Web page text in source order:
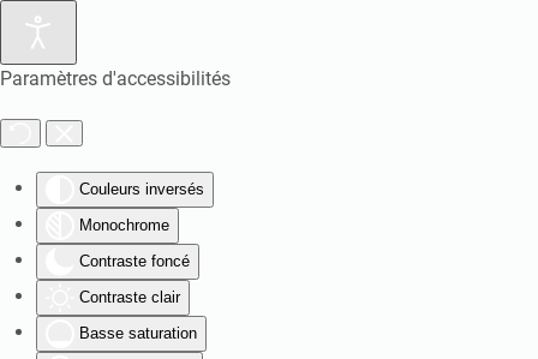
Paramètres d'accessibilités
Couleurs inversés
Monochrome
Contraste foncé
Contraste clair
Basse saturation